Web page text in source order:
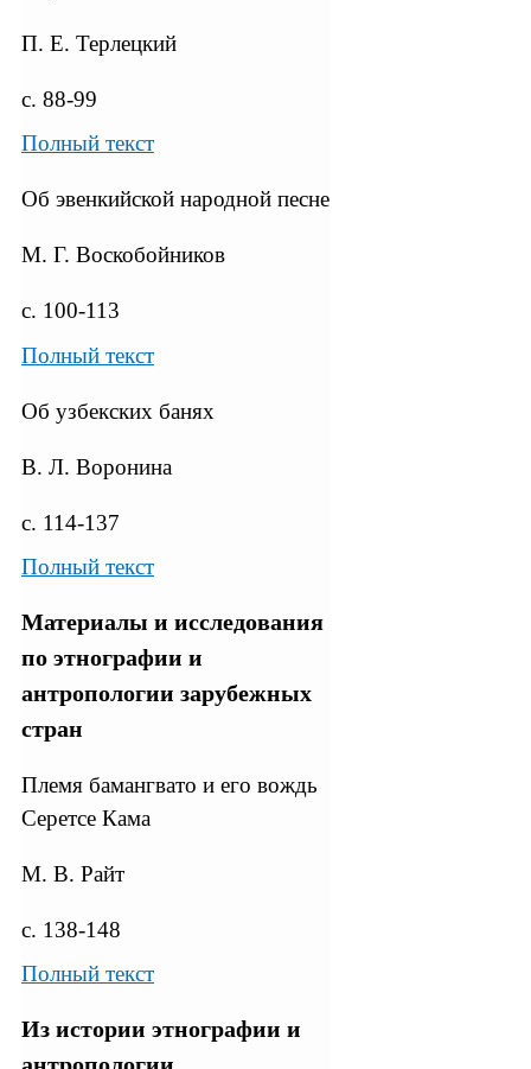
П. Е. Терлецкий
с. 88-99
Полный текст
Об эвенкийской народной песне
М. Г. Воскобойников
с. 100-113
Полный текст
Об узбекских банях
В. Л. Воронина
с. 114-137
Полный текст
Материалы и исследования
по этнографии и
антропологии зарубежных
стран
Племя бамангвато и его вождь
Серетсе Кама
М. В. Райт
с. 138-148
Полный текст
Из истории этнографии и